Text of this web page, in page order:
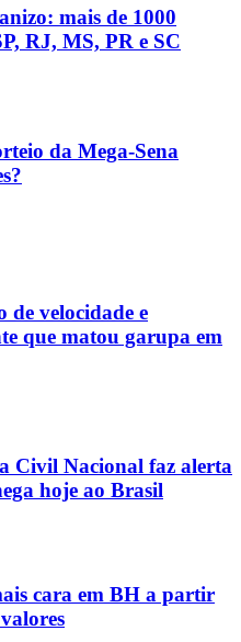
mais de 1000
RJ, MS, PR e SC
da Mega-Sena
de velocidade e
que matou garupa em
Civil Nacional faz alerta
hoje ao Brasil
cara em BH a partir